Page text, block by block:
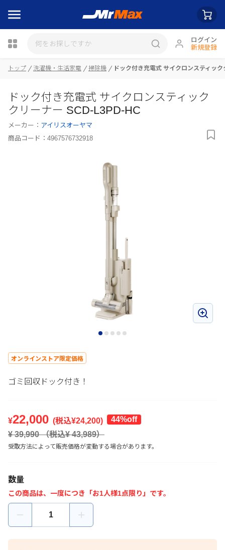
ログイン
新規登録
瓶詰
トップ 洗濯機・生活家電 掃除機 ドック付き充電式 サイクロンスティッ
ドック付き充電式 サイクロンスティック
クリーナー SCD-L3PD-HC
メーカー： アイリスオーヤマ
商品コード： 4967576732918
オンラインストア限定価格
ゴミ回収ドック付き！
¥22,000 (税込¥24,200)
44%off
¥ 39,990（税込¥43,989）
受取方法によって販売価格が変動する場合があります。
数量
この商品は、一度につき「お1人様1点限り」です。